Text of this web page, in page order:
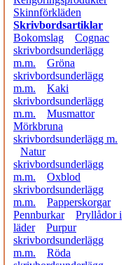
Skinnförkläden
Skrivbordsartiklar
Bokomslag
Cognac
skrivbordsunderlägg
m.m.
Gröna
skrivbordsunderlägg
m.m.
Kaki
skrivbordsunderlägg
m.m.
Musmattor
Mörkbruna
skrivbordsunderlägg m.
Natur
skrivbordsunderlägg
m.m.
Oxblod
skrivbordsunderlägg
m.m.
Papperskorgar
Pennburkar
Pryllådor i
läder
Purpur
skrivbordsunderlägg
m.m.
Röda